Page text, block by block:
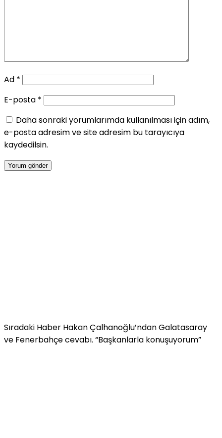
Ad *
E-posta *
Daha sonraki yorumlarımda kullanılması için adım,
e-posta adresim ve site adresim bu tarayıcıya
kaydedilsin.
Sıradaki Haber Hakan Çalhanoğlu’ndan Galatasaray
ve Fenerbahçe cevabı. “Başkanlarla konuşuyorum”